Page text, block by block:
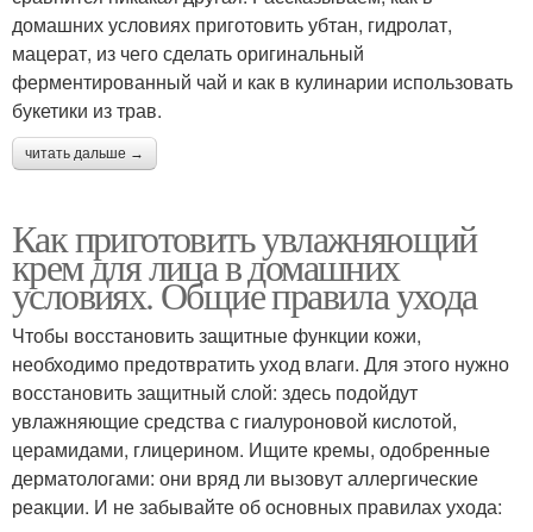
домашних условиях приготовить убтан, гидролат,
мацерат, из чего сделать оригинальный
ферментированный чай и как в кулинарии использовать
букетики из трав.
читать дальше →
Как приготовить увлажняющий
крем для лица в домашних
условиях. Общие правила ухода
Чтобы восстановить защитные функции кожи,
необходимо предотвратить уход влаги. Для этого нужно
восстановить защитный слой: здесь подойдут
увлажняющие средства с гиалуроновой кислотой,
церамидами, глицерином. Ищите кремы, одобренные
дерматологами: они вряд ли вызовут аллергические
реакции. И не забывайте об основных правилах ухода: